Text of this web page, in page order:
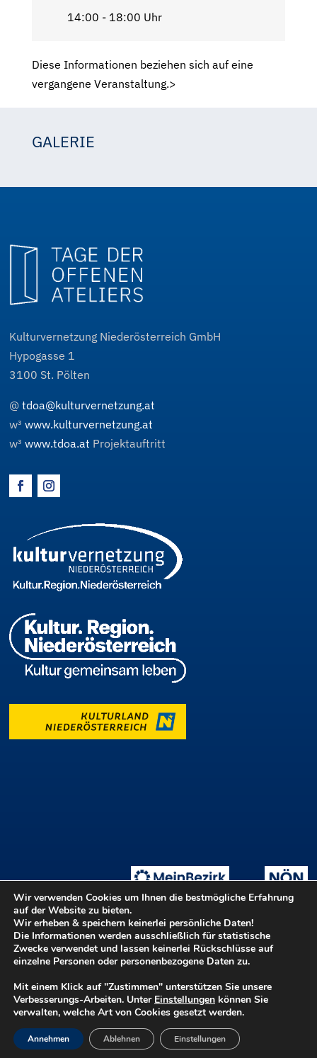
14:00 - 18:00 Uhr
Diese Informationen beziehen sich auf eine
vergangene Veranstaltung.>
GALERIE
Kulturvernetzung Niederösterreich GmbH
Hypogasse 1
3100 St. Pölten
@tdoa@kulturvernetzung.at
w³www.kulturvernetzung.at
w³www.tdoa.at Projektauftritt
Tage der offenen Ateliers Teilnahmebedingungen
Login ::
Hilfe Kontakt
Barrierefreiheit
©2026 Kulturvernetzung Niederösterreich GmbH - Ein Betrieb der
KULTUR.REGION.NIEDERÖSTERREICH GmbH
Wir verwenden Cookies um Ihnen die bestmögliche Erfahrung
auf der Website zu bieten.
Wir erheben & speichern keinerlei persönliche Daten!
Die Informationen werden ausschließlich für statistische
Zwecke verwendet und lassen keinerlei Rückschlüsse auf
einzelne Personen oder personenbezogene Daten zu.
Mit einem Klick auf "Zustimmen" unterstützen Sie unsere
Verbesserungs-Arbeiten. Unter Einstellungen können Sie
verwalten, welche Art von Cookies gesetzt werden.
Annehmen Ablehnen Einstellungen